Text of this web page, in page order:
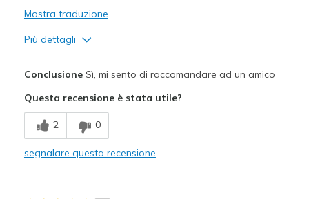
Mostra traduzione
Più dettagli
Comfortable
Difetti
Need Break In
ConclusioneSì, mi sento di raccomandare ad un amico
Questa recensione è stata utile?
2 0
segnalare questa recensione